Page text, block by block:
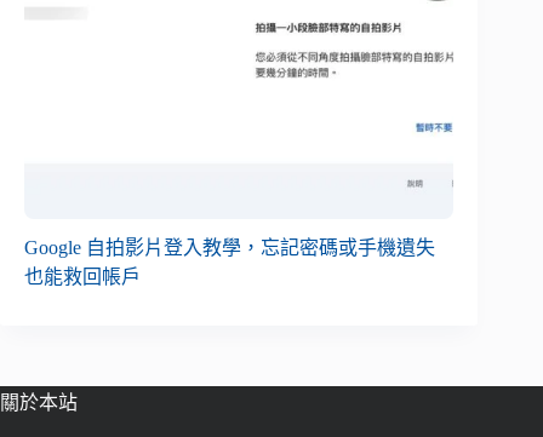
Google 自拍影片登入教學，忘記密碼或手機遺失
也能救回帳戶
關於本站